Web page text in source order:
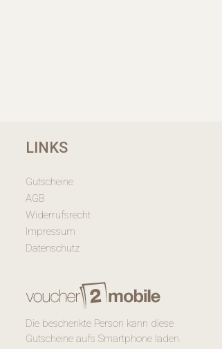
LINKS
Gutscheine
AGB
Widerrufsrecht
Impressum
Datenschutz
Die beschenkte Person kann diese
Gutscheine aufs Smartphone laden.